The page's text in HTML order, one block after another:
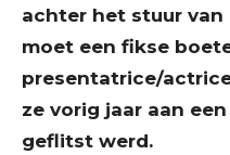
achter het stuur van
moet een fikse
presentatrice/
ze vorig jaar aan
geflitst werd.